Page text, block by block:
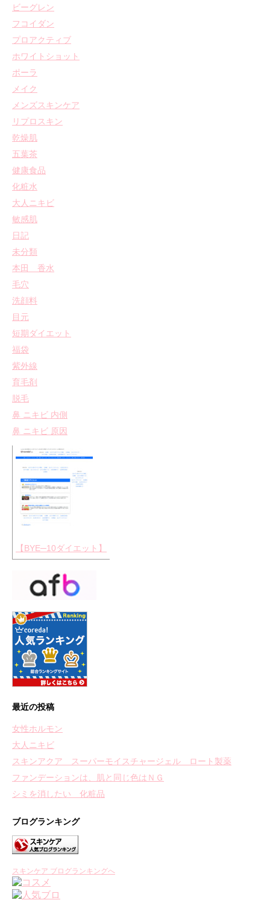
ビーグレン
フコイダン
プロアクティブ
ホワイトショット
ポーラ
メイク
メンズスキンケア
リプロスキン
乾燥肌
五葉茶
健康食品
化粧水
大人ニキビ
敏感肌
日記
未分類
本田 香水
毛穴
洗顔料
目元
短期ダイエット
福袋
紫外線
育毛剤
脱毛
鼻 ニキビ 内側
鼻 ニキビ 原因
【BYE─10ダイエット】
最近の投稿
女性ホルモン
大人ニキビ
スキンアクア スーパーモイスチャージェル ロート製薬
ファンデーションは、肌と同じ色はＮＧ
シミを消したい 化粧品
ブログランキング
スキンケア ブログランキングへ